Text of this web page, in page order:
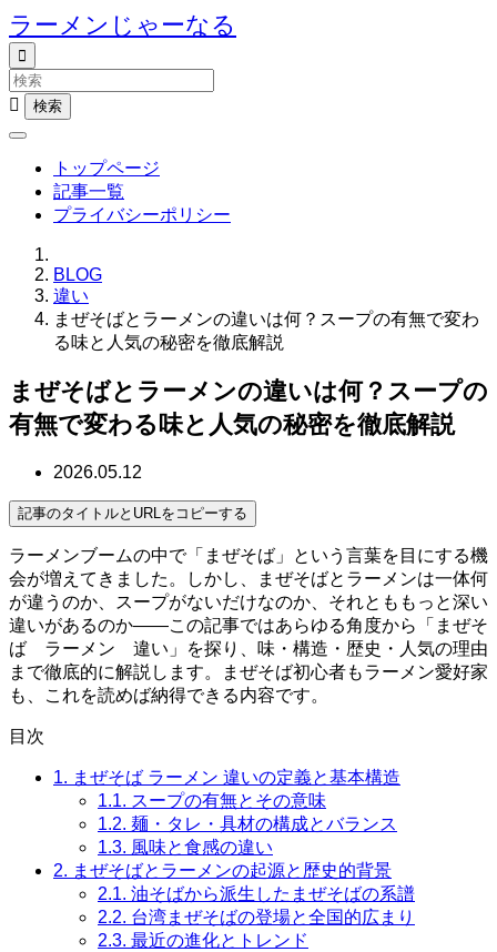
ラーメンじゃーなる


トップページ
記事一覧
プライバシーポリシー
BLOG
違い
まぜそばとラーメンの違いは何？スープの有無で変わ
る味と人気の秘密を徹底解説
まぜそばとラーメンの違いは何？スープの
有無で変わる味と人気の秘密を徹底解説
2026.05.12
記事のタイトルとURLをコピーする
ラーメンブームの中で「まぜそば」という言葉を目にする機
会が増えてきました。しかし、まぜそばとラーメンは一体何
が違うのか、スープがないだけなのか、それとももっと深い
違いがあるのか——この記事ではあらゆる角度から「まぜそ
ば ラーメン 違い」を探り、味・構造・歴史・人気の理由
まで徹底的に解説します。まぜそば初心者もラーメン愛好家
も、これを読めば納得できる内容です。
目次
1. まぜそば ラーメン 違いの定義と基本構造
1.1. スープの有無とその意味
1.2. 麺・タレ・具材の構成とバランス
1.3. 風味と食感の違い
2. まぜそばとラーメンの起源と歴史的背景
2.1. 油そばから派生したまぜそばの系譜
2.2. 台湾まぜそばの登場と全国的広まり
2.3. 最近の進化とトレンド